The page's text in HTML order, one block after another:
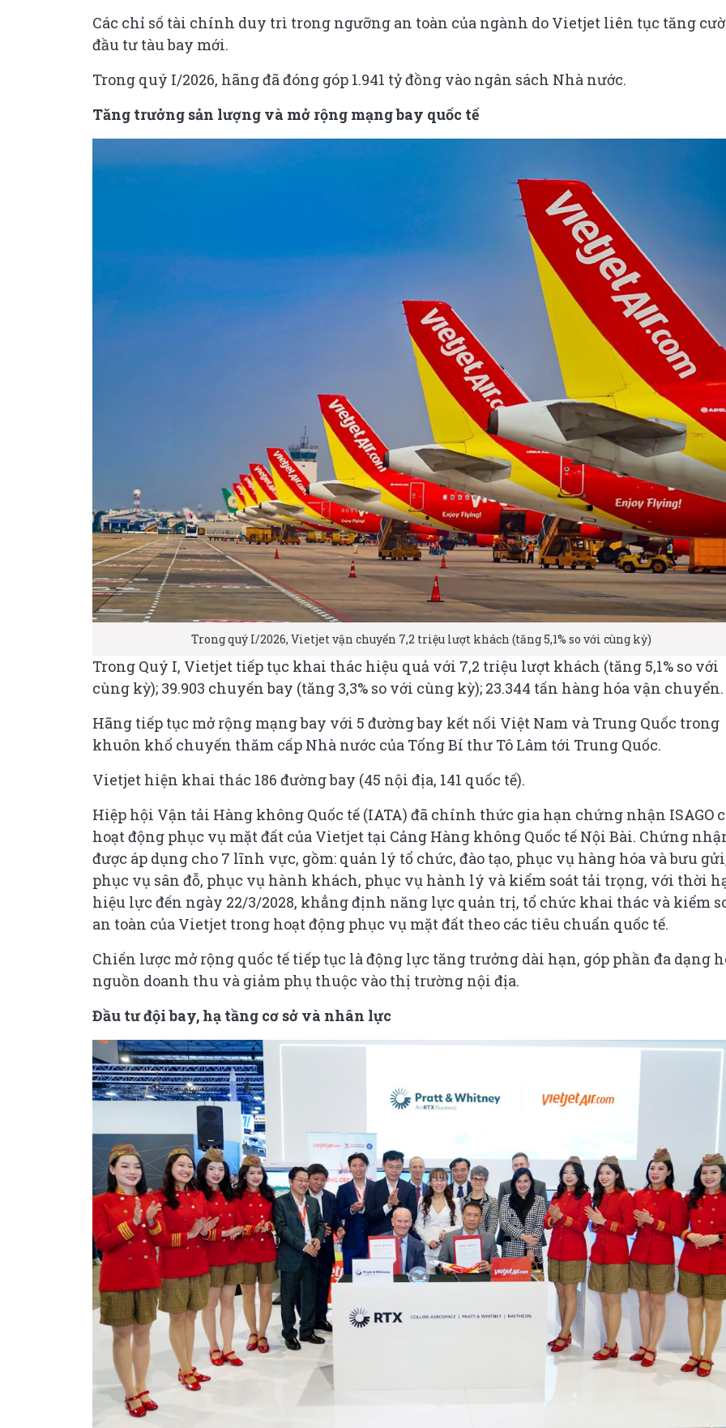
Các chỉ số tài chính duy trì trong ngưỡng an toàn của ngành do Vietjet liên tục tăng
đầu tư tàu bay mới.
Trong quý I/2026, hãng đã đóng góp 1.941 tỷ đồng vào ngân sách Nhà nước.
Tăng trưởng sản lượng và mở rộng mạng bay quốc tế
Trong quý I/2026, Vietjet vận chuyển 7,2 triệu lượt khách (tăng 5,1% so với cùng kỳ)
Trong Quý I, Vietjet tiếp tục khai thác hiệu quả với 7,2 triệu lượt khách (tăng 5,1% so với
cùng kỳ); 39.903 chuyến bay (tăng 3,3% so với cùng kỳ); 23.344 tấn hàng hóa vận chuyển.
Hãng tiếp tục mở rộng mạng bay với 5 đường bay kết nối Việt Nam và Trung Quốc trong
khuôn khổ chuyến thăm cấp Nhà nước của Tổng Bí thư Tô Lâm tới Trung Quốc.
Vietjet hiện khai thác 186 đường bay (45 nội địa, 141 quốc tế).
Hiệp hội Vận tải Hàng không Quốc tế (IATA) đã chính thức gia hạn chứng nhận ISAGO
hoạt động phục vụ mặt đất của Vietjet tại Cảng Hàng không Quốc tế Nội Bài. Chứng
được áp dụng cho 7 lĩnh vực, gồm: quản lý tổ chức, đào tạo, phục vụ hàng hóa và bưu
phục vụ sân đỗ, phục vụ hành khách, phục vụ hành lý và kiểm soát tải trọng, với thời
hiệu lực đến ngày 22/3/2028, khẳng định năng lực quản trị, tổ chức khai thác và kiểm
an toàn của Vietjet trong hoạt động phục vụ mặt đất theo các tiêu chuẩn quốc tế.
Chiến lược mở rộng quốc tế tiếp tục là động lực tăng trưởng dài hạn, góp phần đa dạng
nguồn doanh thu và giảm phụ thuộc vào thị trường nội địa.
Đầu tư đội bay, hạ tầng cơ sở và nhân lực